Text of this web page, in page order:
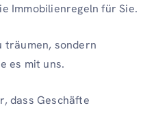
Immobilienregeln für Sie.
träumen, sondern
es mit uns.
dass Geschäfte